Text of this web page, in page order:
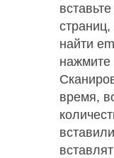
найти
нажмите
время,